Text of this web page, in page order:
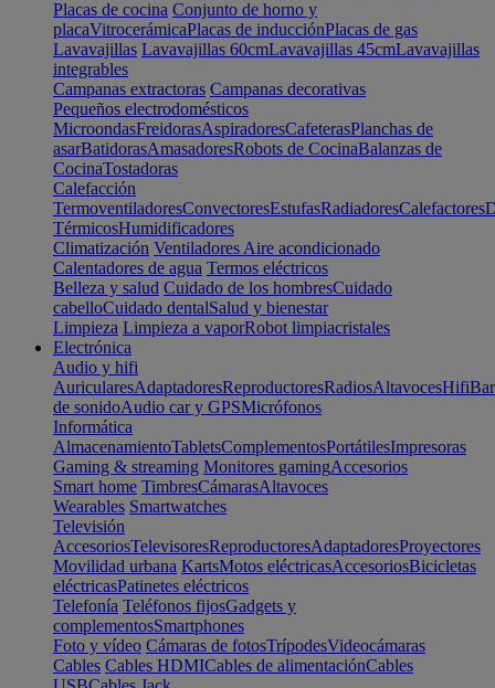
Placas de cocina Conjunto de horno y
placaVitrocerámicaPlacas de inducciónPlacas de gas
Lavavajillas Lavavajillas 60cmLavavajillas 45cmLavavajillas
integrables
Campanas extractoras Campanas decorativas
Pequeños electrodomésticos
MicroondasFreidorasAspiradoresCafeterasPlanchas de
asarBatidorasAmasadoresRobots de CocinaBalanzas de
CocinaTostadoras
Calefacción
TermoventiladoresConvectoresEstufasRadiadoresCalefactores
TérmicosHumidificadores
Climatización Ventiladores Aire acondicionado
Calentadores de agua Termos eléctricos
Belleza y salud Cuidado de los hombresCuidado
cabelloCuidado dentalSalud y bienestar
Limpieza Limpieza a vaporRobot limpiacristales
Electrónica
Audio y hifi
AuricularesAdaptadoresReproductoresRadiosAltavocesHifi
de sonidoAudio car y GPSMicrófonos
Informática
AlmacenamientoTabletsComplementosPortátilesImpresoras
Gaming & streaming Monitores gamingAccesorios
Smart home TimbresCámarasAltavoces
Wearables Smartwatches
Televisión
AccesoriosTelevisoresReproductoresAdaptadoresProyectores
Movilidad urbana KartsMotos eléctricasAccesoriosBicicletas
eléctricasPatinetes eléctricos
Telefonía Teléfonos fijosGadgets y
complementosSmartphones
Foto y vídeo Cámaras de fotosTrípodesVideocámaras
Cables Cables HDMICables de alimentaciónCables